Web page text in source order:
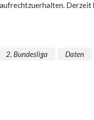
2. Bundesliga Daten